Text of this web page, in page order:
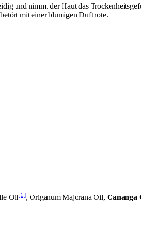
und nimmt der Haut das
mit einer blumigen Duftnote.
Oil[1], Origanum Majorana Oil, Cananga